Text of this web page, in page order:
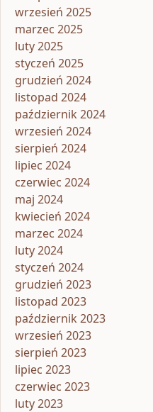
wrzesień 2025
marzec 2025
luty 2025
styczeń 2025
grudzień 2024
listopad 2024
październik 2024
wrzesień 2024
sierpień 2024
lipiec 2024
czerwiec 2024
maj 2024
kwiecień 2024
marzec 2024
luty 2024
styczeń 2024
grudzień 2023
listopad 2023
październik 2023
wrzesień 2023
sierpień 2023
lipiec 2023
czerwiec 2023
luty 2023